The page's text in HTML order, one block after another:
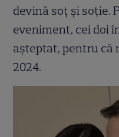
devină soț și soție.
eveniment, cei doi
așteptat, pentru că
2024.